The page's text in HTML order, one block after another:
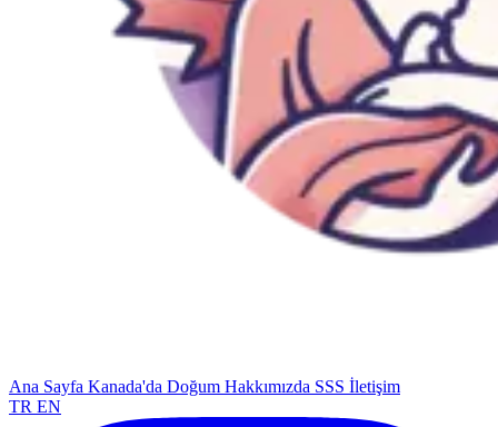
Ana Sayfa Kanada'da Doğum Hakkımızda SSS İletişim
TR EN